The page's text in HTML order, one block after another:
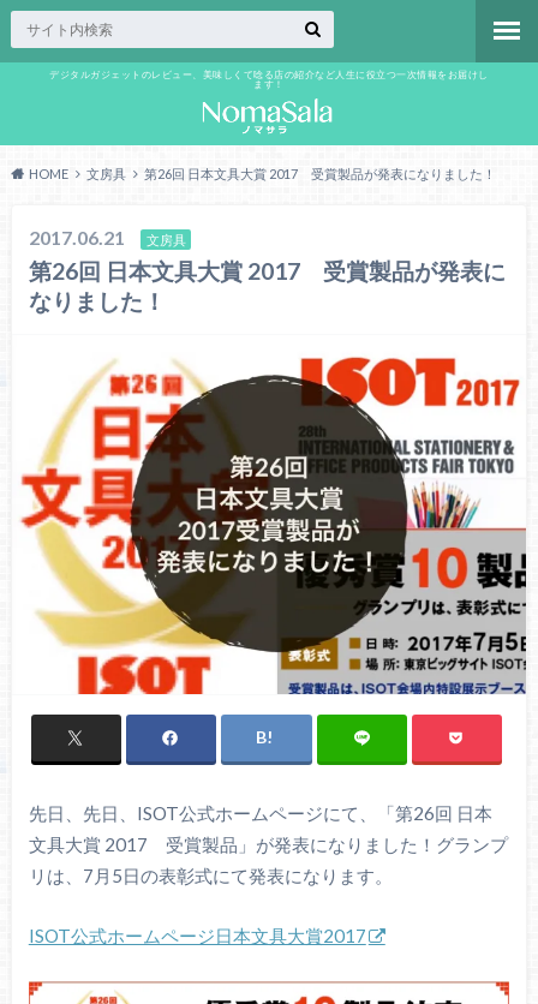
デジタルガジェットのレビュー、美味しくて唸る店の紹介など人生に役立つ一次情報をお届けし
ます！
HOME 文房具 第26回 日本文具大賞 2017 受賞製品が発表になりました！
2017.06.21 文房具
第26回 日本文具大賞 2017 受賞製品が発表に
なりました！
先日、先日、ISOT公式ホームページにて、「第26回 日本
文具大賞 2017 受賞製品」が発表になりました！グランプ
リは、7月5日の表彰式にて発表になります。
ISOT公式ホームページ日本文具大賞2017